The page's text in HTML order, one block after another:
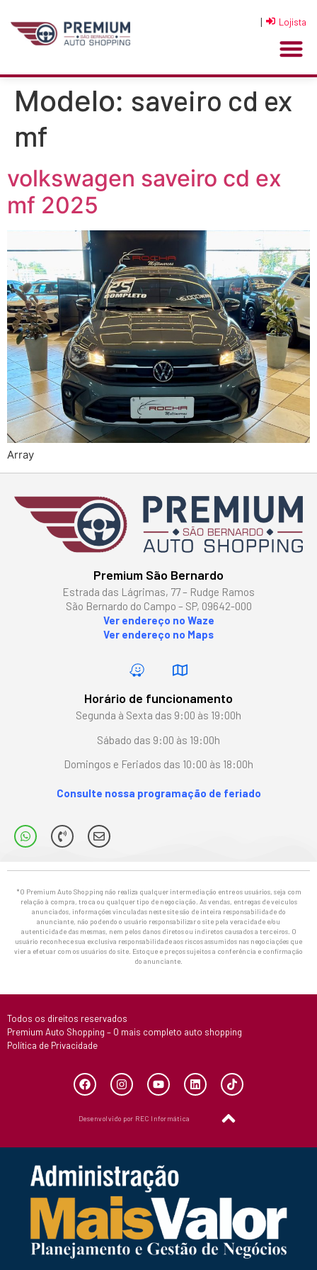
| Lojista
Modelo: saveiro cd ex
mf
volkswagen saveiro cd ex
mf 2025
Array
Premium São Bernardo
Estrada das Lágrimas, 77 – Rudge Ramos
São Bernardo do Campo – SP, 09642-000
Ver endereço no Waze
Ver endereço no Maps
Horário de funcionamento
Segunda à Sexta das 9:00 às 19:00h
Sábado das 9:00 às 19:00h
Domingos e Feriados das 10:00 às 18:00h
Consulte nossa programação de feriado
*O Premium Auto Shopping não realiza qualquer intermediação entre os usuários, seja com
relação à compra, troca ou qualquer tipo de negociação. As vendas, entregas de veículos
anunciados, informações vinculadas neste site são de inteira responsabilidade do
anunciante, não podendo o usuário responsabilizar o site pela veracidade e/ou
autenticidade das mesmas, nem pelos danos diretos ou indiretos causados a terceiros. O
usuário reconhece sua exclusiva responsabilidade aos riscos assumidos nas negociações que
vier a efetuar com os usuários do site. Estoque e preços sujeitos a conferência e confirmação
do anunciante.
Todos os direitos reservados
Premium Auto Shopping – O mais completo auto shopping
Política de Privacidade
Desenvolvido por REC Informática